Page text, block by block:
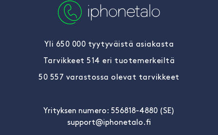
Yli 650 000 tyytyväistä asiakasta
Tarvikkeet 514 eri tuotemerkeiltä
50 557 varastossa olevat tarvikkeet
Yrityksen numero: 556818-4880 (SE)
support@iphonetalo.fi